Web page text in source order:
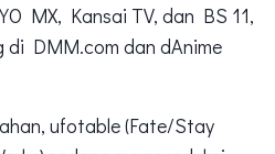
MX, Kansai TV, dan BS 11,
di DMM.com dan dAnime
ufotable (Fate/Stay